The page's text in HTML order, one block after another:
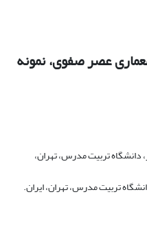
عصر صفوی، نمونه
تربیت مدرس، تهران،
تربیت مدرس، تهران، ایران.